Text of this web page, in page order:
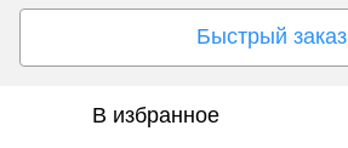
Быстрый заказ
В избранное